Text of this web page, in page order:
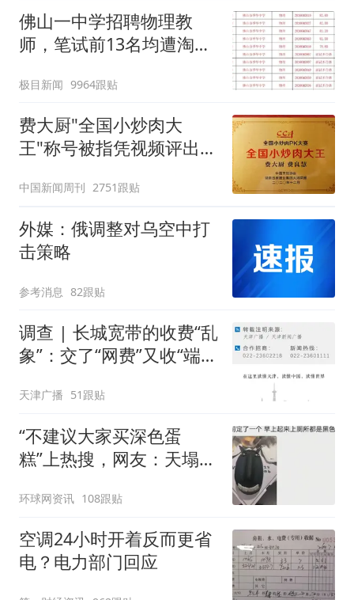
佛山一中学招聘物理教
师，笔试前13名均遭淘
聘，成立调查组全面核查
极目新闻 9964跟贴
费大厨"全国小炒肉大
王"称号被指凭视频评出
中国新闻周刊 2751跟贴
外媒：俄调整对乌空中打
击策略
参考消息 82跟贴
调查 | 长城宽带的收费“乱
象”：交了“网费”又收“端口
可延长到2037年
天津广播 51跟贴
“不建议大家买深色蛋
糕”上热搜，网友：天塌
环球网资讯 108跟贴
空调24小时开着反而更省
电？电力部门回应